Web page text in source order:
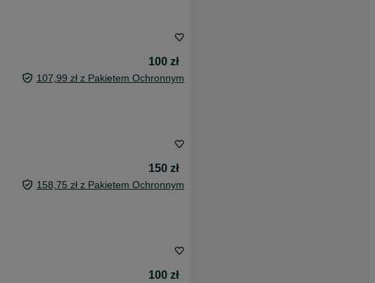
100 zł
107,99 zł z Pakietem Ochronnym
150 zł
158,75 zł z Pakietem Ochronnym
100 zł